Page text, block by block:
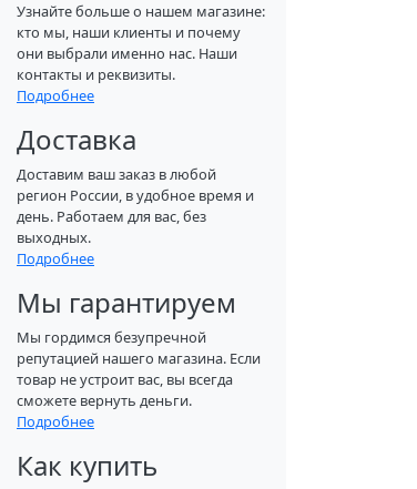
Узнайте больше о нашем магазине:
кто мы, наши клиенты и почему
они выбрали именно нас. Наши
контакты и реквизиты.
Подробнее
Доставка
Доставим ваш заказ в любой
регион России, в удобное время и
день. Работаем для вас, без
выходных.
Подробнее
Мы гарантируем
Мы гордимся безупречной
репутацией нашего магазина. Если
товар не устроит вас, вы всегда
сможете вернуть деньги.
Подробнее
Как купить